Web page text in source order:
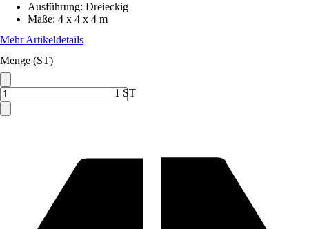
Ausführung: Dreieckig
Maße: 4 x 4 x 4 m
Mehr Artikeldetails
Menge (ST)
1 ST